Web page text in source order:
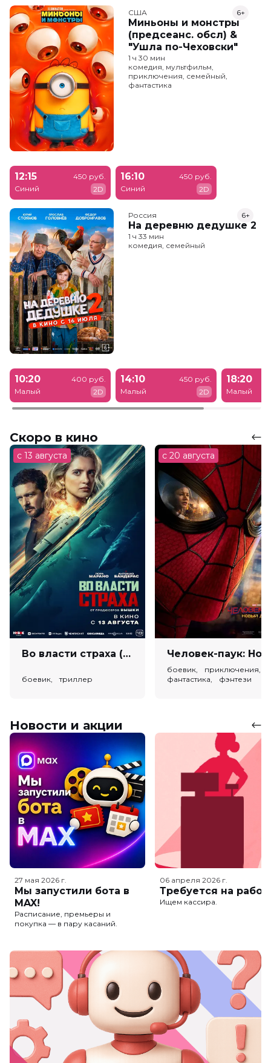
США
Миньоны и монстры
(предсеанс. обсл) &
"Ушла по-Чеховски"
6+
1 ч 30 мин
комедия, мультфильм,
приключения, семейный,
фантастика
12:15
Синий
450 руб.
2D
16:10
Синий
450 руб.
2D
Россия
На деревню дедушке 2
6+
1 ч 33 мин
комедия, семейный
10:20
Малый
400 руб.
2D
14:10
Малый
450 руб.
2D
18:20
Малый
Скоро в кино
с 13 августа
Во власти страха (18+)
боевик, триллер
с 20 августа
боевик, приключения,
фантастика, фэнтези
Новости и акции
27 мая 2026 г.
Мы запустили бота в
MAX!
Расписание, премьеры и
покупка — в пару касаний.
06 апреля 2026 г.
Требуется на
Ищем кассира.